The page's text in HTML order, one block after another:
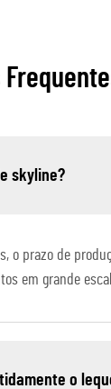
skyline?
o prazo de
em grande
o